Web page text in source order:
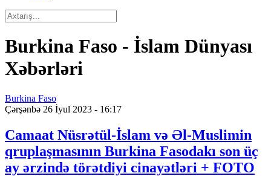
Burkina Faso - İslam Dünyası
Xəbərləri
Burkina Faso
Çərşənbə 26 İyul 2023 - 16:17
Camaat Nüsrətül-İslam və Əl-Muslimin
qruplaşmasının Burkina Fasodakı son üç
ay ərzində törətdiyi cinayətləri + FOTO